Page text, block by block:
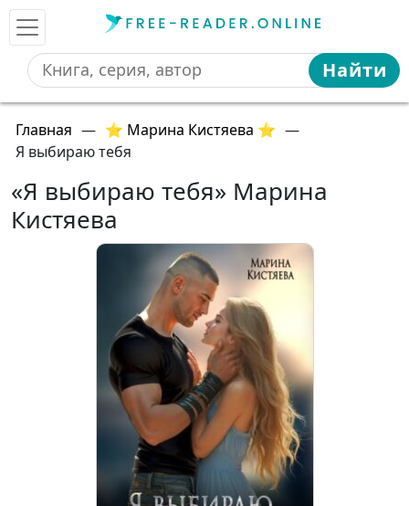
Найти
Главная — ⭐ Марина Кистяева ⭐ —
Я выбираю тебя
«Я выбираю тебя» Марина
Кистяева